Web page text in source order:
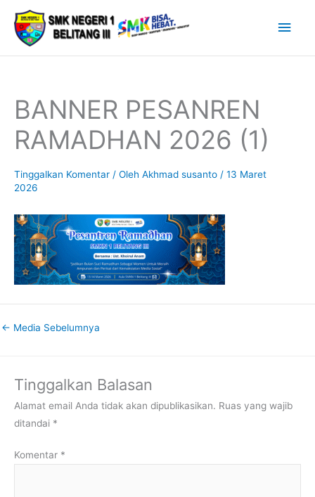
Lewati
konten
BANNER PESANREN
RAMADHAN 2026 (1)
Tinggalkan Komentar / Oleh Akhmad susanto / 13 Maret
2026
← Media Sebelumnya
Tinggalkan Balasan
Alamat email Anda tidak akan dipublikasikan. Ruas yang wajib
ditandai *
Komentar *